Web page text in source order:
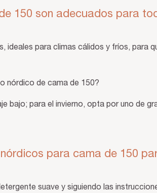
150 son adecuados para
para climas cálidos y fríos, para
nórdico de cama de 150?
bajo; para el invierno, opta por uno de
para cama de 150
suave y siguiendo las